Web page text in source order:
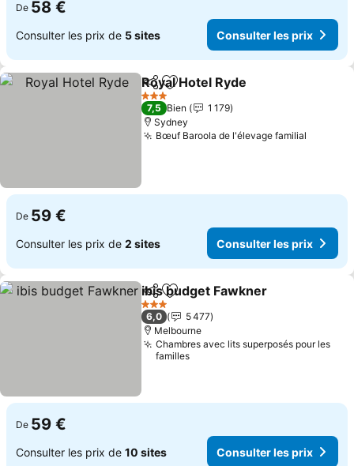
De 58 €
Consulter les prix de 5 sites Consulter les prix
PartagerAjouter à mes favoris
Royal Hotel Ryde
3 Étoiles
7,5 Bien
1 179
Sydney
Bœuf Baroola de l'élevage familial
De 59 €
Consulter les prix de 2 sites Consulter les prix
PartagerAjouter à mes favoris
ibis budget Fawkner
3 Étoiles
6,0
5 477
Melbourne
Chambres avec lits superposés pour les
familles
De 59 €
Consulter les prix de 10 sites Consulter les prix